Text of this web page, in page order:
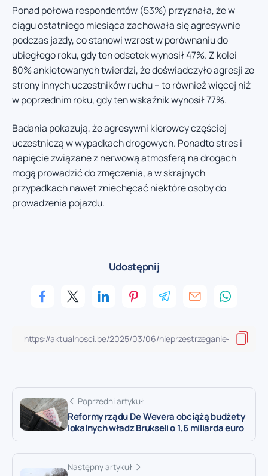
Ponad połowa respondentów (53%) przyznała, że w
ciągu ostatniego miesiąca zachowała się agresywnie
podczas jazdy, co stanowi wzrost w porównaniu do
ubiegłego roku, gdy ten odsetek wynosił 47%. Z kolei
80% ankietowanych twierdzi, że doświadczyło agresji ze
strony innych uczestników ruchu – to również więcej niż
w poprzednim roku, gdy ten wskaźnik wynosił 77%.
Badania pokazują, że agresywni kierowcy częściej
uczestniczą w wypadkach drogowych. Ponadto stres i
napięcie związane z nerwową atmosferą na drogach
mogą prowadzić do zmęczenia, a w skrajnych
przypadkach nawet zniechęcać niektóre osoby do
prowadzenia pojazdu.
Udostępnij
Poprzedni artykuł
Reformy rządu De Wevera obciążą budżety
lokalnych władz Brukseli o 1,6 miliarda euro
Następny artykuł